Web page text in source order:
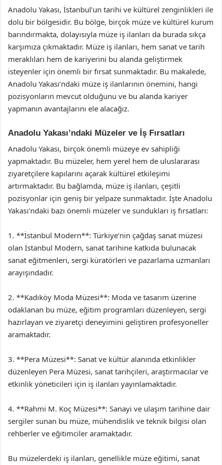
Anadolu Yakası, İstanbul’un tarihi ve kültürel zenginlikleri ile
dolu bir bölgesidir. Bu bölge, birçok müze ve kültürel kurum
barındırmakta, dolayısıyla müze iş ilanları da burada sıkça
karşımıza çıkmaktadır. Müze iş ilanları, hem sanat ve tarih
meraklıları hem de kariyerini bu alanda geliştirmek
isteyenler için önemli bir fırsat sunmaktadır. Bu makalede,
Anadolu Yakası’ndaki müze iş ilanlarının önemini, hangi
pozisyonların mevcut olduğunu ve bu alanda kariyer
yapmanın avantajlarını ele alacağız.
Anadolu Yakası’ndaki Müzeler ve İş Fırsatları
Anadolu Yakası, birçok önemli müzeye ev sahipliği
yapmaktadır. Bu müzeler, hem yerel hem de uluslararası
ziyaretçilere kapılarını açarak kültürel etkileşimi
artırmaktadır. Bu bağlamda, müze iş ilanları, çeşitli
pozisyonlar için geniş bir yelpaze sunmaktadır. İşte Anadolu
Yakası’ndaki bazı önemli müzeler ve sundukları iş fırsatları:
1. **İstanbul Modern**: Türkiye’nin çağdaş sanat müzesi
olan İstanbul Modern, sanat tarihine katkıda bulunacak
sanat eğitmenleri, sergi küratörleri ve pazarlama uzmanları
arayışındadır.
2. **Kadıköy Moda Müzesi**: Moda ve tasarım üzerine
odaklanan bu müze, eğitim programları düzenleyen, sergi
hazırlayan ve ziyaretçi deneyimini geliştiren profesyoneller
aramaktadır.
3. **Pera Müzesi**: Sanat ve kültür alanında etkinlikler
düzenleyen Pera Müzesi, sanat tarihçileri, araştırmacılar ve
etkinlik yöneticileri için iş ilanları yayınlamaktadır.
4. **Rahmi M. Koç Müzesi**: Sanayi ve ulaşım tarihine dair
sergiler sunan bu müze, mühendislik ve teknik bilgisi olan
rehberler ve eğitimciler aramaktadır.
Bu müzelerdeki iş ilanları, genellikle müze eğitimi, sanat